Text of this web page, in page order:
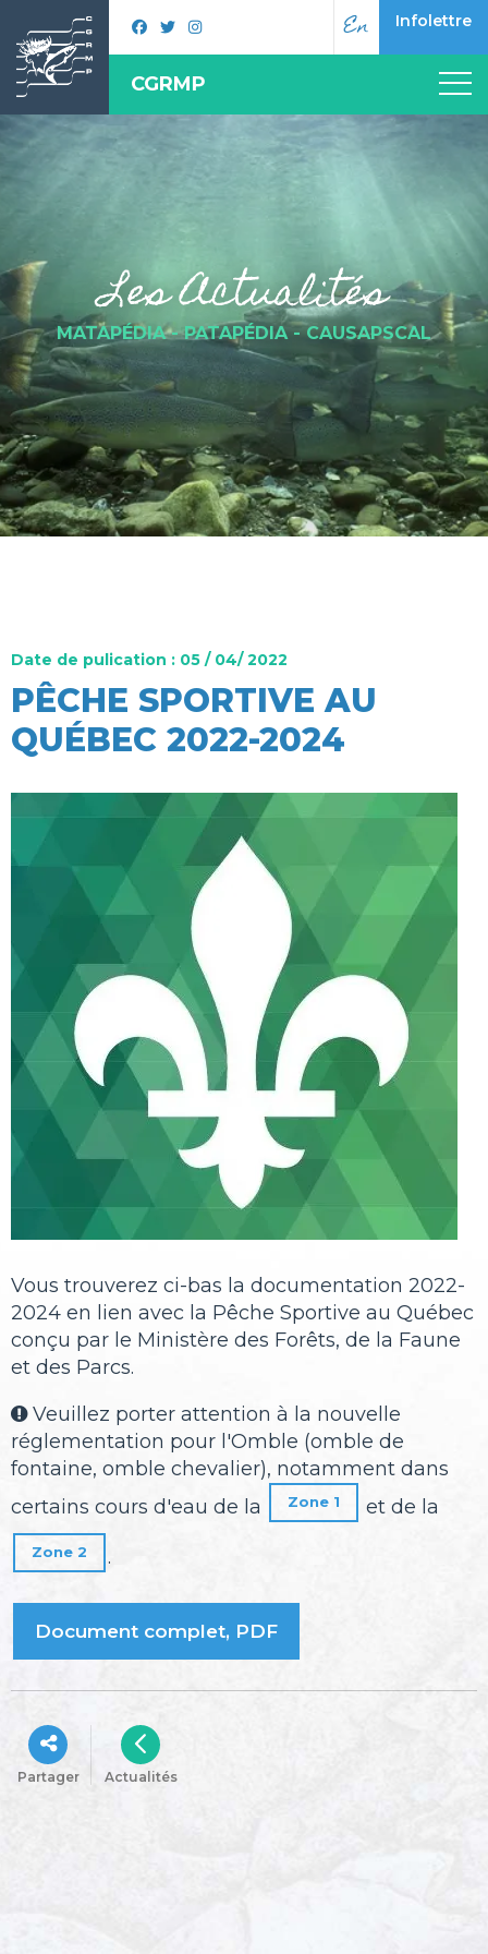
En Infolettre
CGRMP
Les Actualités
MATAPÉDIA - PATAPÉDIA - CAUSAPSCAL
Date de pulication : 05 / 04/ 2022
PÊCHE SPORTIVE AU
QUÉBEC 2022-2024
Vous trouverez ci-bas la documentation 2022-
2024 en lien avec la Pêche Sportive au Québec
conçu par le Ministère des Forêts, de la Faune
et des Parcs.
Veuillez porter attention à la nouvelle
réglementation pour l'Omble (omble de
fontaine, omble chevalier), notamment dans
certains cours d'eau de la
Zone 1 et de la
Zone 2 .
Document complet, PDF
Partager Actualités